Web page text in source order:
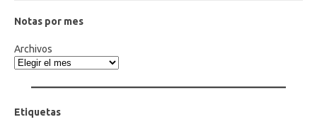
Notas por mes
Archivos
Etiquetas